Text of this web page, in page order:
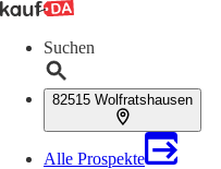
Suchen
82515 Wolfratshausen
Alle Prospekte